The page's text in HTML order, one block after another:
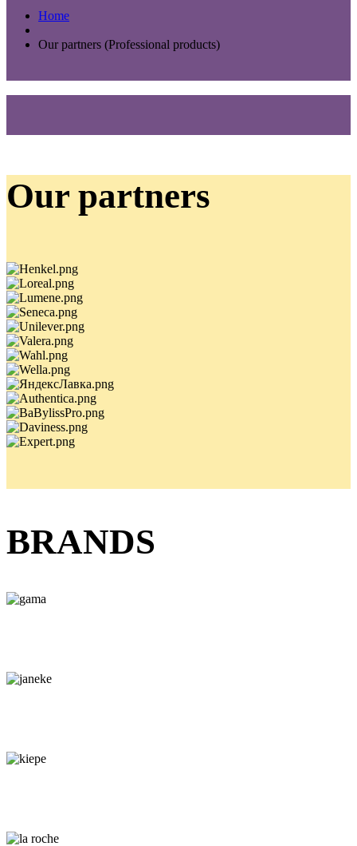
Home
Our partners (Professional products)
Our partners
BRANDS